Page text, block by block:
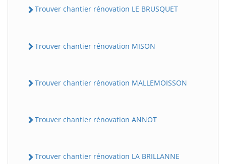
Trouver chantier rénovation LE BRUSQUET
Trouver chantier rénovation MISON
Trouver chantier rénovation MALLEMOISSON
Trouver chantier rénovation ANNOT
Trouver chantier rénovation LA BRILLANNE